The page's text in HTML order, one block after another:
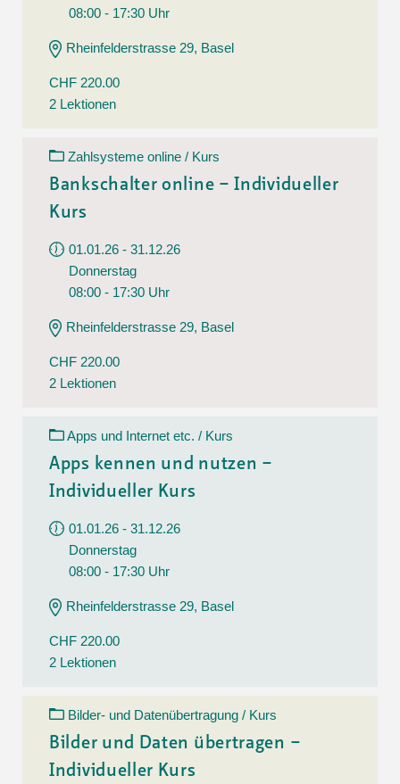
08:00 - 17:30 Uhr
Rheinfelderstrasse 29, Basel
CHF 220.00
2 Lektionen
Zahlsysteme online / Kurs
Bankschalter online – Individueller
Kurs
01.01.26 - 31.12.26
Donnerstag
08:00 - 17:30 Uhr
Rheinfelderstrasse 29, Basel
CHF 220.00
2 Lektionen
Apps und Internet etc. / Kurs
Apps kennen und nutzen –
Individueller Kurs
01.01.26 - 31.12.26
Donnerstag
08:00 - 17:30 Uhr
Rheinfelderstrasse 29, Basel
CHF 220.00
2 Lektionen
Bilder- und Datenübertragung / Kurs
Bilder und Daten übertragen –
Individueller Kurs